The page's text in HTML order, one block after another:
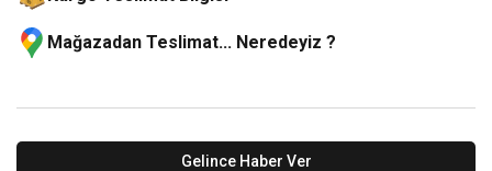
Mağazadan Teslimat... Neredeyiz ?
Gelince Haber Ver